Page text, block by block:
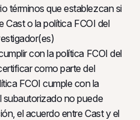
términos que establezcan si
Cast o la política FCOI del
con la política FCOI del
como parte del
FCOI cumple con la
subautorizado no puede
el acuerdo entre Cast y el